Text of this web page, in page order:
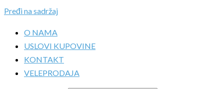
Pređi na sadržaj
O NAMA
USLOVI KUPOVINE
KONTAKT
VELEPRODAJA